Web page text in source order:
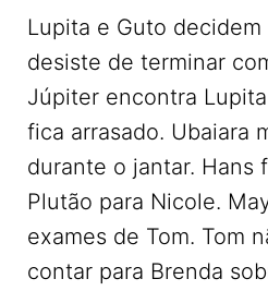
Lupita e Guto decidem
desiste de terminar
Júpiter encontra
fica arrasado. Ubaiara
durante o jantar. Hans
Plutão para Nicole.
exames de Tom. Tom
contar para Brenda